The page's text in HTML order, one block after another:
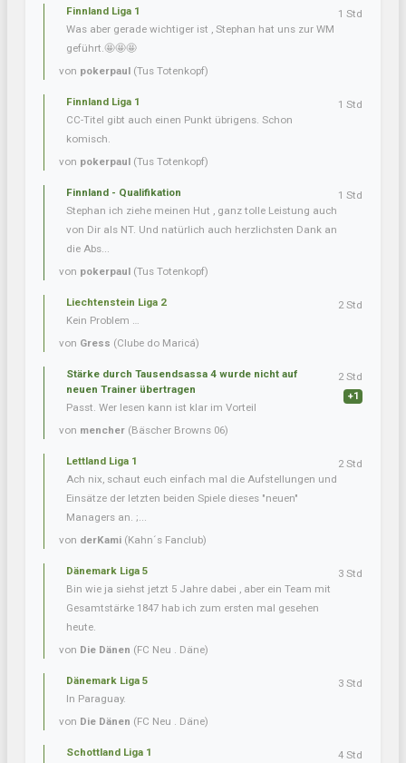
Finnland Liga 1
Was aber gerade wichtiger ist , Stephan hat uns zur WM
geführt.🤩🤩🤩
von pokerpaul (Tus Totenkopf)
1 Std
Finnland Liga 1
CC-Titel gibt auch einen Punkt übrigens. Schon
komisch.
von pokerpaul (Tus Totenkopf)
1 Std
Finnland - Qualifikation
Stephan ich ziehe meinen Hut , ganz tolle Leistung auch
von Dir als NT. Und natürlich auch herzlichsten Dank an
die Abs...
von pokerpaul (Tus Totenkopf)
1 Std
Liechtenstein Liga 2
Kein Problem …
von Gress (Clube do Maricá)
2 Std
Stärke durch Tausendsassa 4 wurde nicht auf
neuen Trainer übertragen
Passt. Wer lesen kann ist klar im Vorteil
von mencher (Bäscher Browns 06)
2 Std
+1
Lettland Liga 1
Ach nix, schaut euch einfach mal die Aufstellungen und
Einsätze der letzten beiden Spiele dieses "neuen"
Managers an. ;...
von derKami (Kahn´s Fanclub)
2 Std
Dänemark Liga 5
Bin wie ja siehst jetzt 5 Jahre dabei , aber ein Team mit
Gesamtstärke 1847 hab ich zum ersten mal gesehen
heute.
von Die Dänen (FC Neu . Däne)
3 Std
Dänemark Liga 5
In Paraguay.
von Die Dänen (FC Neu . Däne)
3 Std
Schottland Liga 1
4 Std